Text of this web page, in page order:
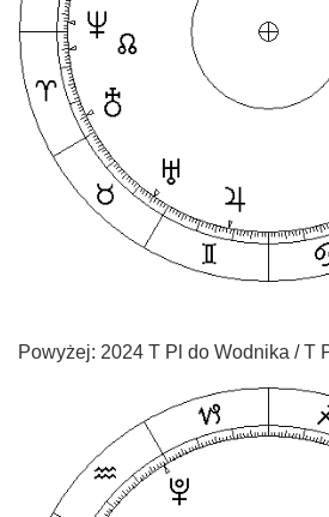
Powyżej: 2024 T Pl do Wodnika / T